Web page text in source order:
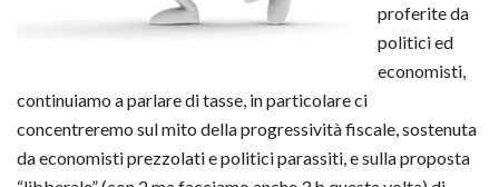
proferite da
politici ed
economisti,
continuiamo a parlare di tasse, in particolare ci
concentreremo sul mito della progressività fiscale, sostenuta
da economisti prezzolati e politici parassiti, e sulla proposta